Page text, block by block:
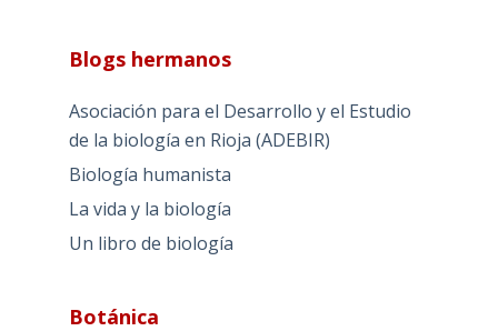
Blogs hermanos
Asociación para el Desarrollo y el Estudio
de la biología en Rioja (ADEBIR)
Biología humanista
La vida y la biología
Un libro de biología
Botánica